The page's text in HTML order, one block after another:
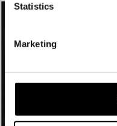
Statistics
Marketing